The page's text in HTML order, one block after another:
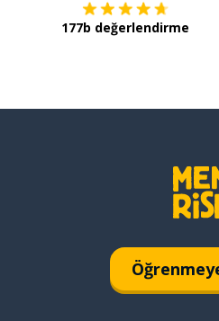
177b değerlendirme